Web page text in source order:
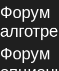
Форум
Форум